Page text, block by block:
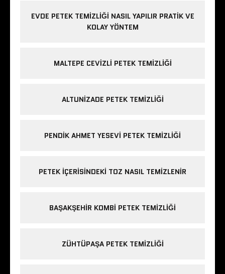
EVDE PETEK TEMIZLIĞI NASIL YAPILIR PRATIK VE
KOLAY YÖNTEM
MALTEPE CEVIZLI PETEK TEMIZLIĞI
ALTUNIZADE PETEK TEMIZLIĞI
PENDIK AHMET YESEVI PETEK TEMIZLIĞI
PETEK IÇERISINDEKI TOZ NASIL TEMIZLENIR
BAŞAKŞEHIR KOMBI PETEK TEMIZLIĞI
ZÜHTÜPAŞA PETEK TEMIZLIĞI